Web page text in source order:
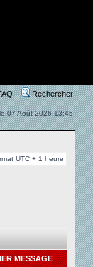
Rechercher
07 Août 2026 13:45
UTC + 1 heure
MESSAGE